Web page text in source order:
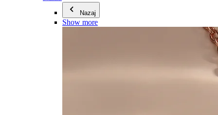
Nazaj
Show more